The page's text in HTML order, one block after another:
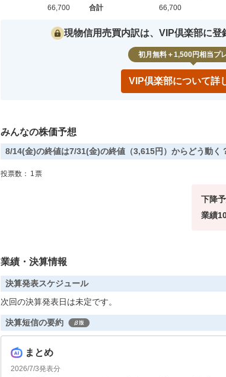
合計
66,700 66,700
買約
現物信用売買内訳は、VIP倶楽部に登
初月無料＋1,500円相当プ
VIP倶楽部について詳
みんなの株価予想
8/14(金)の終値は7/31(金)の終値（3,615円）からどう動く
投票数： 1 票
下降
業績
業績・決算情報
決算発表スケジュール
次回の決算発表日は未定です。
決算短信の要約
まとめ
2026/7/3発表分